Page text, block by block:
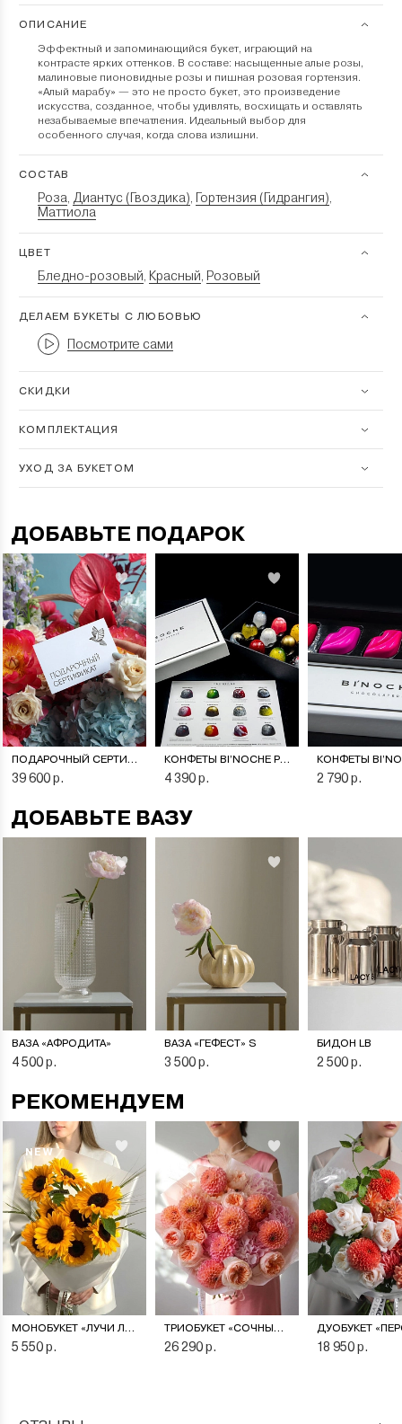
ОПИСАНИЕ
Эффектный и запоминающийся букет, играющий на
контрасте ярких оттенков. В составе: насыщенные алые розы,
малиновые пионовидные розы и пишная розовая гортензия.
«Алый марабу» — это не просто букет, это произведение
искусства, созданное, чтобы удивлять, восхищать и оставлять
незабываемые впечатления. Идеальный выбор для
особенного случая, когда слова излишни.
СОСТАВ
Роза, Диантус (Гвоздика), Гортензия (Гидрангия),
Маттиола
ЦВЕТ
Бледно-розовый, Красный, Розовый
ДЕЛАЕМ БУКЕТЫ С ЛЮБОВЬЮ
Посмотрите сами
СКИДКИ
КОМПЛЕКТАЦИЯ
УХОД ЗА БУКЕТОМ
ДОБАВЬТЕ ПОДАРОК
ПОДАРОЧНЫЙ СЕРТИФИКАТ НА ЦВЕТОЧНУЮ ПОДПИСКУ
39 600 р.
КОНФЕТЫ BI’NOCHE PREMIERE
4 390 р. 2 790 р.
ДОБАВЬТЕ ВАЗУ
ВАЗА «АФРОДИТА»
4 500 р.
ВАЗА «ГЕФЕСТ» S
3 500 р.
БИДОН LB
2 500 р.
РЕКОМЕНДУЕМ
NEW
МОНОБУКЕТ «ЛУЧИ ЛЕТА»
5 550 р.
ТРИОБУКЕТ «СОЧНЫЙ ПЕРСИК»
26 290 р. 18 950 р.